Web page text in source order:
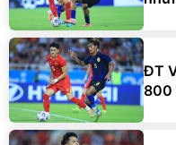
ĐT
800